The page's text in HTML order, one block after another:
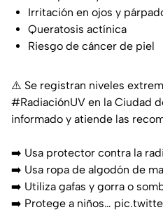
Irritación en ojos y
Queratosis actínica
Riesgo de cáncer de piel
⚠️ Se registran niveles
#RadiaciónUV en la Ciudad
informado y atiende las
➡️ Usa protector contra la
➡️ Usa ropa de algodón de
➡️ Utiliza gafas y gorra o
➡️ Protege a niños…